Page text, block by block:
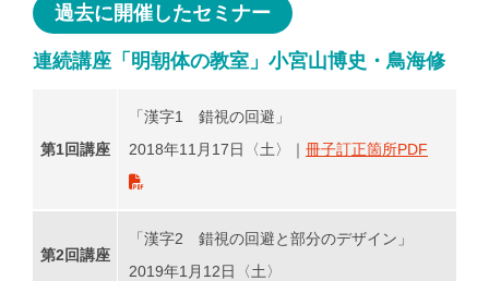
過去に開催したセミナー
連続講座「明朝体の教室」小宮山博史・鳥海修
第1回講座
「漢字1 錯視の回避」
2018年11月17日〈土〉｜ 冊子訂正箇所PDF
第2回講座
「漢字2 錯視の回避と部分のデザイン」
2019年1月12日〈土〉